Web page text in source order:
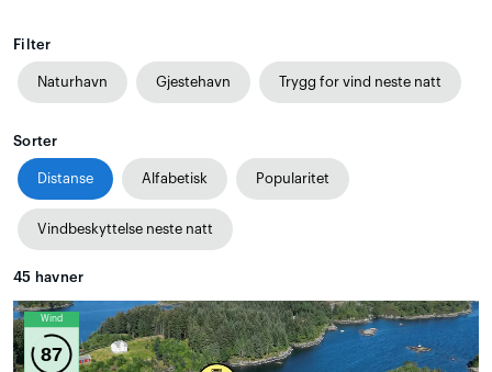
Filter
Naturhavn Gjestehavn Trygg for vind neste natt
Sorter
Distanse Alfabetisk Popularitet
Vindbeskyttelse neste natt
45 havner
Wind
87